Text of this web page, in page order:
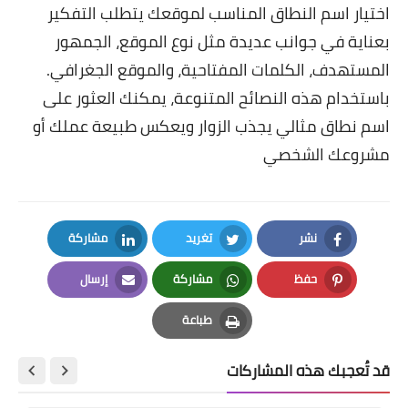
اختيار اسم النطاق المناسب لموقعك يتطلب التفكير
بعناية في جوانب عديدة مثل نوع الموقع، الجمهور
المستهدف، الكلمات المفتاحية، والموقع الجغرافي.
باستخدام هذه النصائح المتنوعة، يمكنك العثور على
اسم نطاق مثالي يجذب الزوار ويعكس طبيعة عملك أو
مشروعك الشخصي
نشر
Facebook
تغريد
Twitter
مشاركة
LinkedIn
حفظ
Pinterest
مشاركة
Whatsapp
إرسال
Email
طباعة
Print
قد تُعجبك هذه المشاركات